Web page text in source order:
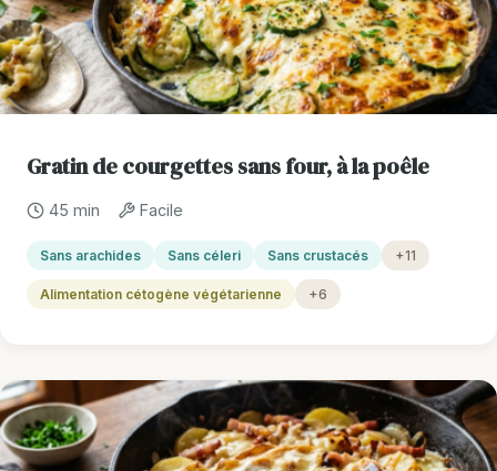
Gratin de courgettes sans four, à la poêle
45 min Facile
Sans arachides Sans céleri Sans crustacés +11
Alimentation cétogène végétarienne +6